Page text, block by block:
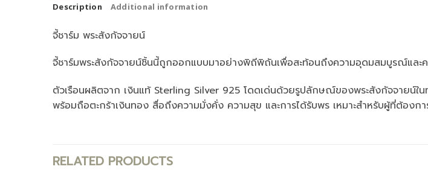
Description Additional information
จี้ชาร์ม พระสังกัจจายน์
จี้ชาร์มพระสังกัจจายน์ชิ้นนี้ถูกออกแบบมาอย่างพิถีพิถันเพื่อสะท้อนถึงความอุดมสมบูรณ์และ
ตัวเรือนผลิตจาก เงินแท้ Sterling Silver 925 โดดเด่นด้วยรูปลักษณ์ของพระสังกัจจายน์ใ
พร้อมถือตะกร้าเงินทอง สื่อถึงความมั่งคั่ง ความสุข และการได้รับพร เหมาะสำหรับผู้ที่ต้องกา
RELATED PRODUCTS